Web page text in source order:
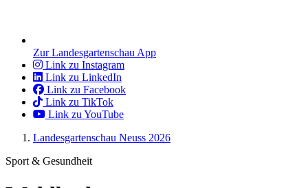
Zur Landesgartenschau App
Link zu Instagram
Link zu LinkedIn
Link zu Facebook
Link zu TikTok
Link zu YouTube
Landesgartenschau Neuss 2026
Sport & Gesundheit